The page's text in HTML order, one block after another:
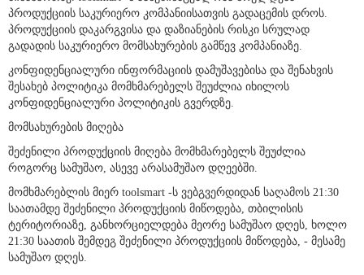
მისამართზე. toolsmart -ს პასუხისმგებლობა სრულდება
პროდუქციის საკურიერო კომპანიისათვის გადაცემის დროს.
პროდუქციის დაკარგვისა და დაზიანების რისკი სრულად
გადადის საკურიერო მომსახურების გამწევ კომპანიაზე.
კონფიდენციალური ინფორმაციის დამუშავებისა და შენახვის
შესახებ პოლიტიკა მომხმარებელს შეუძლია იხილოს
კონფიდენციალური პოლიტიკის გვერდზე.
მომსახურების მიღება
შეძენილი პროდუქციის მიღება მომხმარებელს შეუძლია
როგორც სამუშაო, ასევე არასამუშაო დღეებში.
მომხმარებლის მიერ toolsmart -ს ვებგვერდიდან საღამოს 21:30
საათამდე შეძენილი პროდუქციის მიწოდება, თბილისის
ტერიტორიაზე, განხორციელდება მეორე სამუშაო დღეს, ხოლო
21:30 საათის შემდეგ შეძენილი პროდუქციის მიწოდება, - მესამე
სამუშაო დღეს.